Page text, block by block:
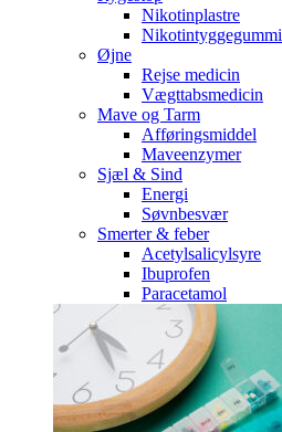
Nikotinplastre
Nikotintyggegummi
Øjne
Rejse medicin
Vægttabsmedicin
Mave og Tarm
Afføringsmiddel
Maveenzymer
Sjæl & Sind
Energi
Søvnbesvær
Smerter & feber
Acetylsalicylsyre
Ibuprofen
Paracetamol